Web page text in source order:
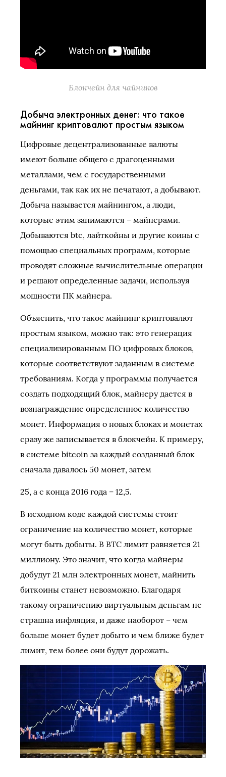
Блокчейн для чайников
Добыча электронных денег: что такое
майнинг криптовалют простым языком
Цифровые децентрализованные валюты
имеют больше общего с драгоценными
металлами, чем с государственными
деньгами, так как их не печатают, а добывают.
Добыча называется майнингом, а люди,
которые этим занимаются – майнерами.
Добываются btc, лайткойны и другие коины с
помощью специальных программ, которые
проводят сложные вычислительные операции
и решают определенные задачи, используя
мощности ПК майнера.
Объяснить, что такое майнинг криптовалют
простым языком, можно так: это генерация
специализированным ПО цифровых блоков,
которые соответствуют заданным в системе
требованиям. Когда у программы получается
создать подходящий блок, майнеру дается в
вознаграждение определенное количество
монет. Информация о новых блоках и монетах
сразу же записывается в блокчейн. К примеру,
в системе bitcoin за каждый созданный блок
сначала давалось 50 монет, затем
25, а с конца 2016 года – 12,5.
В исходном коде каждой системы стоит
ограничение на количество монет, которые
могут быть добыты. В BTC лимит равняется 21
миллиону. Это значит, что когда майнеры
добудут 21 млн электронных монет, майнить
биткоины станет невозможно. Благодаря
такому ограничению виртуальным деньгам не
страшна инфляция, и даже наоборот – чем
больше монет будет добыто и чем ближе будет
лимит, тем более они будут дорожать.